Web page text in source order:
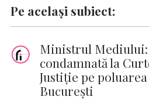
Pe același subiect:
Ministrul Mediului:
condamnată la
Justiţie pe
Bucureşti